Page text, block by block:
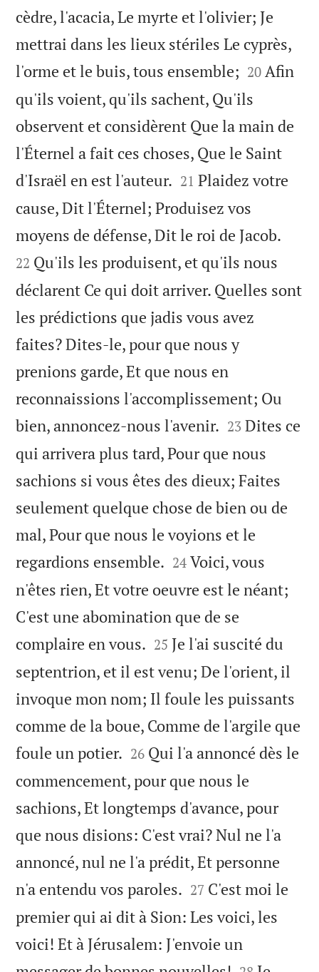
cèdre, l'acacia, Le myrte et l'olivier; Je
mettrai dans les lieux stériles Le cyprès,
l'orme et le buis, tous ensemble; 

20 Afin
qu'ils voient, qu'ils sachent, Qu'ils
observent et considèrent Que la main de
l'Éternel a fait ces choses, Que le Saint
d'Israël en est l'auteur. 

21 Plaidez votre
cause, Dit l'Éternel; Produisez vos
moyens de défense, Dit le roi de Jacob.
22 Qu'ils les produisent, et qu'ils nous
déclarent Ce qui doit arriver. Quelles sont
les prédictions que jadis vous avez
faites? Dites-le, pour que nous y
prenions garde, Et que nous en
reconnaissions l'accomplissement; Ou
bien, annoncez-nous l'avenir. 

23 Dites ce
qui arrivera plus tard, Pour que nous
sachions si vous êtes des dieux; Faites
seulement quelque chose de bien ou de
mal, Pour que nous le voyions et le
regardions ensemble. 

24 Voici, vous
n'êtes rien, Et votre oeuvre est le néant;
C'est une abomination que de se
complaire en vous. 

25 Je l'ai suscité du
septentrion, et il est venu; De l'orient, il
invoque mon nom; Il foule les puissants
comme de la boue, Comme de l'argile que
foule un potier. 

26 Qui l'a annoncé dès le
commencement, pour que nous le
sachions, Et longtemps d'avance, pour
que nous disions: C'est vrai? Nul ne l'a
annoncé, nul ne l'a prédit, Et personne
n'a entendu vos paroles. 

27 C'est moi le
premier qui ai dit à Sion: Les voici, les
voici! Et à Jérusalem: J'envoie un